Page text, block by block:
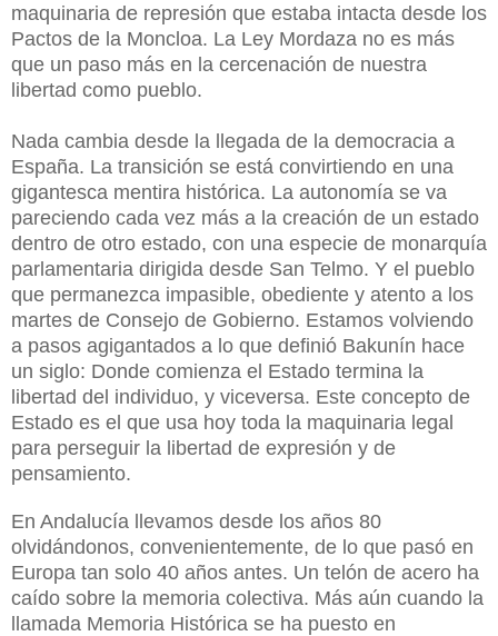
maquinaria de represión que estaba intacta desde los
Pactos de la Moncloa. La Ley Mordaza no es más
que un paso más en la cercenación de nuestra
libertad como pueblo.
Nada cambia desde la llegada de la democracia a
España. La transición se está convirtiendo en una
gigantesca mentira histórica. La autonomía se va
pareciendo cada vez más a la creación de un estado
dentro de otro estado, con una especie de monarquía
parlamentaria dirigida desde San Telmo. Y el pueblo
que permanezca impasible, obediente y atento a los
martes de Consejo de Gobierno. Estamos volviendo
a pasos agigantados a lo que definió Bakunín hace
un siglo: Donde comienza el Estado termina la
libertad del individuo, y viceversa. Este concepto de
Estado es el que usa hoy toda la maquinaria legal
para perseguir la libertad de expresión y de
pensamiento.
En Andalucía llevamos desde los años 80
olvidándonos, convenientemente, de lo que pasó en
Europa tan solo 40 años antes. Un telón de acero ha
caído sobre la memoria colectiva. Más aún cuando la
llamada Memoria Histórica se ha puesto en